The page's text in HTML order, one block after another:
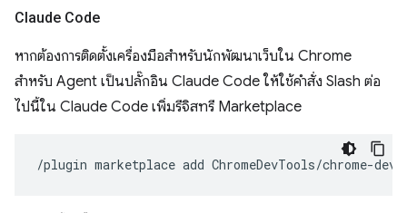
Claude Code
หากต้องการติดตั้งเครื่องมือสำหรับนักพัฒนาเว็บใน Chrome
สำหรับ Agent เป็นปลั๊กอิน Claude Code ให้ใช้คำสั่ง Slash ต่อ
ไปนี้ใน Claude Code เพิ่มรีจิสทรี Marketplace
/plugin marketplace add